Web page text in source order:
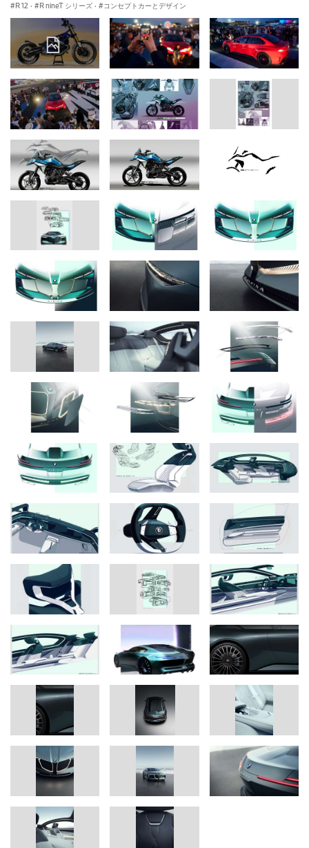
R 12 · R nineT シリーズ · コンセプトカーとデザイン